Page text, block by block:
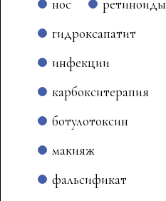
нос
ретиноиды
гидроксапатит
инфекции
карбокситерапия
ботулотоксин
макияж
фальсификат